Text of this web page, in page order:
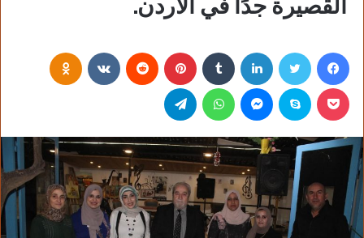
القصيرة جدًا في الأردن.